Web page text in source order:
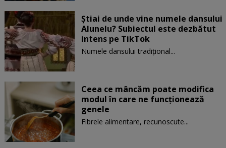
Știai de unde vine numele dansului
Alunelu? Subiectul este dezbătut
intens pe TikTok
Numele dansului tradițional...
Ceea ce mâncăm poate modifica
modul în care ne funcţionează
genele
Fibrele alimentare, recunoscute...